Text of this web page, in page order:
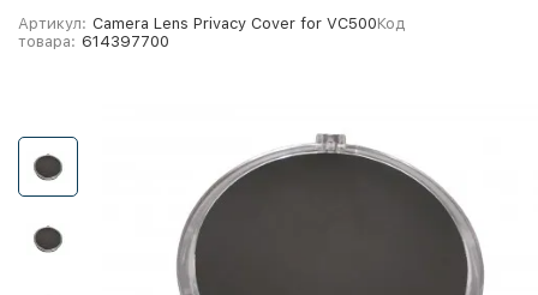
Артикул: Camera Lens Privacy Cover for VC500Код
товара: 614397700